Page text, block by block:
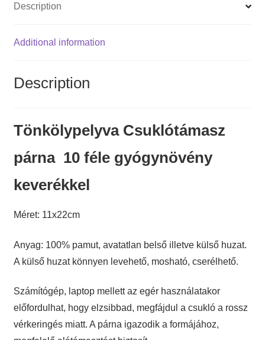
Description
Additional information
Description
Tönkölypelyva Csuklótámasz
párna 10 féle gyógynövény
keverékkel
Méret: 11x22cm
Anyag: 100% pamut, avatatlan belső illetve külső huzat.
A külső huzat könnyen levehető, mosható, cserélhető.
Számítógép, laptop mellett az egér használatakor
előfordulhat, hogy elzsibbad, megfájdul a csukló a rossz
vérkeringés miatt. A párna igazodik a formájához,